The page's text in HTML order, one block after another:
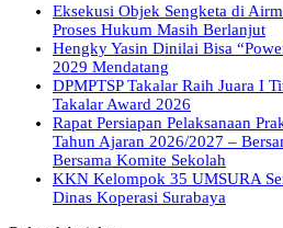
Eksekusi Objek Sengketa di
Proses Hukum Masih Berlanjut
Hengky Yasin Dinilai Bisa
2029 Mendatang
DPMPTSP Takalar Raih Juara I
Takalar Award 2026
Rapat Persiapan Pelaksanaan
Tahun Ajaran 2026/2027 –
Bersama Komite Sekolah
KKN Kelompok 35 UMSURA
Dinas Koperasi Surabaya